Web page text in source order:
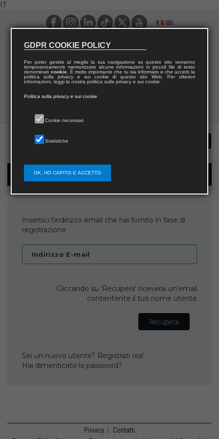
IT
Recupera username
Inserisci l'indirizzo email che hai fornito in fase di
registrazione
Indirizzo E-mail
Cliccando su 'Recupera' riceverai un'email
contentente il tuo nome utente
Recupera
Sei un nuovo utente? Registrati ora!
Hai dimenticato la password?
Privacy Contatti
GDPR COOKIE POLICY
Per poter gestire al meglio la tua navigazione su questo sito verranno
temporaneamente memorizzate alcune informazioni in piccoli file di testo
denominati cookie. È molto importante che tu sia informato e che accetti la
politica sulla privacy e sui cookie di questo sito Web. Per ulteriori
informazioni, leggi la nostra politica sulla privacy e sui cookie.
Politica sulla privacy e sui cookie
Cookie necessari
Statistiche
OK, HO CAPITO E ACCETTO